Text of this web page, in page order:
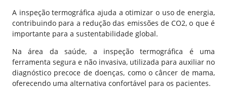
A inspeção termográfica ajuda a otimizar o uso de energia,
contribuindo para a redução das emissões de CO2, o que é
importante para a sustentabilidade global.
Na área da saúde, a inspeção termográfica é uma
ferramenta segura e não invasiva, utilizada para auxiliar no
diagnóstico precoce de doenças, como o câncer de mama,
oferecendo uma alternativa confortável para os pacientes.